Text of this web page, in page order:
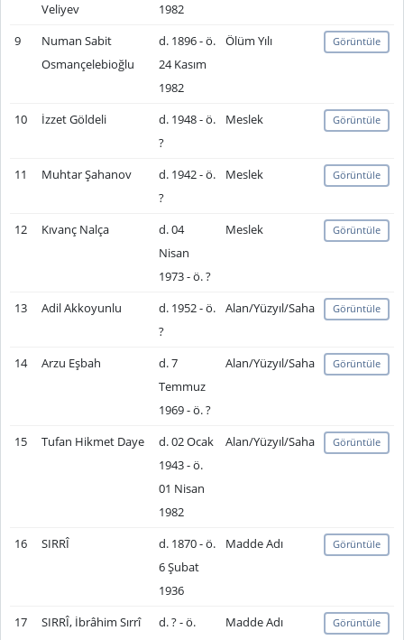
Veliyev
1982
9
Numan Sabit
Osmançelebioğlu
d. 1896 - ö.
24 Kasım
1982
Ölüm Yılı Görüntüle
10 İzzet Göldeli
d. 1948 - ö.
?
Meslek Görüntüle
11 Muhtar Şahanov
d. 1942 - ö.
?
Meslek Görüntüle
12 Kıvanç Nalça
d. 04
Nisan
1973 - ö. ?
Meslek Görüntüle
13 Adil Akkoyunlu
d. 1952 - ö.
?
Alan/Yüzyıl/Saha Görüntüle
14 Arzu Eşbah
d. 7
Temmuz
1969 - ö. ?
Alan/Yüzyıl/Saha Görüntüle
15 Tufan Hikmet Daye
d. 02 Ocak
1943 - ö.
01 Nisan
1982
Alan/Yüzyıl/Saha Görüntüle
16 SIRRÎ
d. 1870 - ö.
6 Şubat
1936
Madde Adı Görüntüle
17
SIRRÎ, İbrâhim Sırrî
d. ? - ö.
Madde Adı Görüntüle